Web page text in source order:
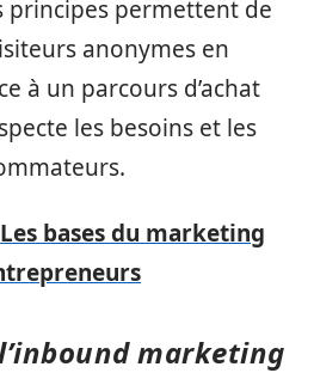
principes permettent de
anonymes en
à un parcours d’achat
les besoins et les
Les bases du marketing
marketing